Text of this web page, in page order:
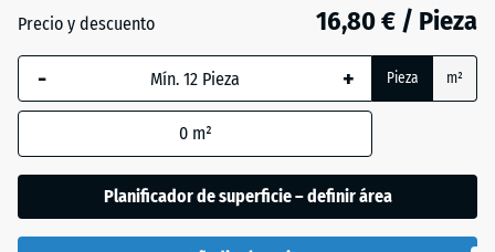
Verde
hierba
+ 0,50 €
el cálculo de
indique lo
los datos del
producto).
50
Precio y descuento 16,80 € / Pieza
- + Pieza m²
0 m²
Planificador de superficie – definir área